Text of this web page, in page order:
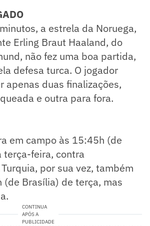
a estrela da Noruega,
Erling Braut Haaland, do
não fez uma boa partida,
defesa turca. O jogador
apenas duas finalizações,
e outra para fora.
em campo às 15:45h (de
terça-feira, contra
por sua vez, também
(de Brasília) de terça, mas
CONTINUA
APÓS A
PUBLICIDADE